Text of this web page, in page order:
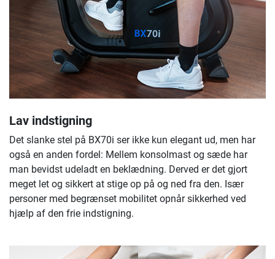
Lav indstigning
Det slanke stel på BX70i ser ikke kun elegant ud, men har
også en anden fordel: Mellem konsolmast og sæde har
man bevidst udeladt en beklædning. Derved er det gjort
meget let og sikkert at stige op på og ned fra den. Især
personer med begrænset mobilitet opnår sikkerhed ved
hjælp af den frie indstigning.